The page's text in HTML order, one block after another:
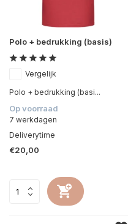
Polo + bedrukking (basis)
Vergelijk
Polo + bedrukking (basi...
Op voorraad
7 werkdagen
Deliverytime
€20,00